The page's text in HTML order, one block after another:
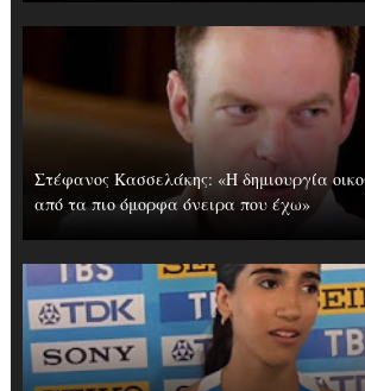
Στέφανος Κασσελάκης: «Η δημιουργία
από τα πιο όμορφα όνειρα που έχω»